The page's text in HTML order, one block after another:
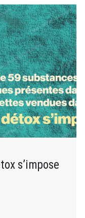
s’impose